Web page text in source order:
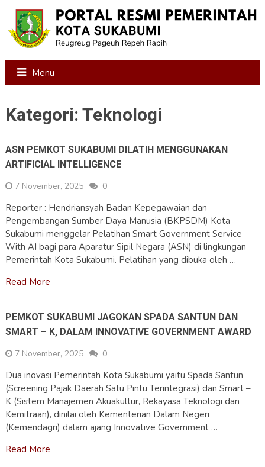
Menu
Kategori: Teknologi
ASN PEMKOT SUKABUMI DILATIH MENGGUNAKAN
ARTIFICIAL INTELLIGENCE
7 November, 2025
0
Reporter : Hendriansyah Badan Kepegawaian dan
Pengembangan Sumber Daya Manusia (BKPSDM) Kota
Sukabumi menggelar Pelatihan Smart Government Service
With AI bagi para Aparatur Sipil Negara (ASN) di lingkungan
Pemerintah Kota Sukabumi. Pelatihan yang dibuka oleh …
Read More
PEMKOT SUKABUMI JAGOKAN SPADA SANTUN DAN
SMART – K, DALAM INNOVATIVE GOVERNMENT AWARD
7 November, 2025
0
Dua inovasi Pemerintah Kota Sukabumi yaitu Spada Santun
(Screening Pajak Daerah Satu Pintu Terintegrasi) dan Smart –
K (Sistem Manajemen Akuakultur, Rekayasa Teknologi dan
Kemitraan), dinilai oleh Kementerian Dalam Negeri
(Kemendagri) dalam ajang Innovative Government …
Read More